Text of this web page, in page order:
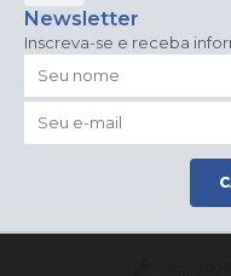
Newsletter
Inscreva-se e receba